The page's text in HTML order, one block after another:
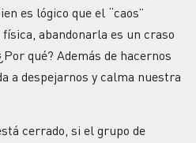
es lógico que el “caos”
abandonarla es un craso
qué? Además de hacernos
a despejarnos y calma nuestra
cerrado, si el grupo de